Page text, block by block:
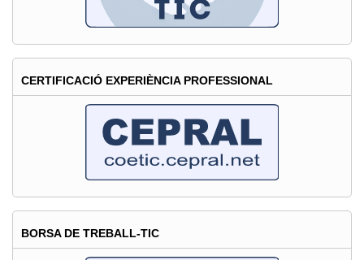
CERTIFICACIÓ EXPERIÈNCIA PROFESSIONAL
BORSA DE TREBALL-TIC